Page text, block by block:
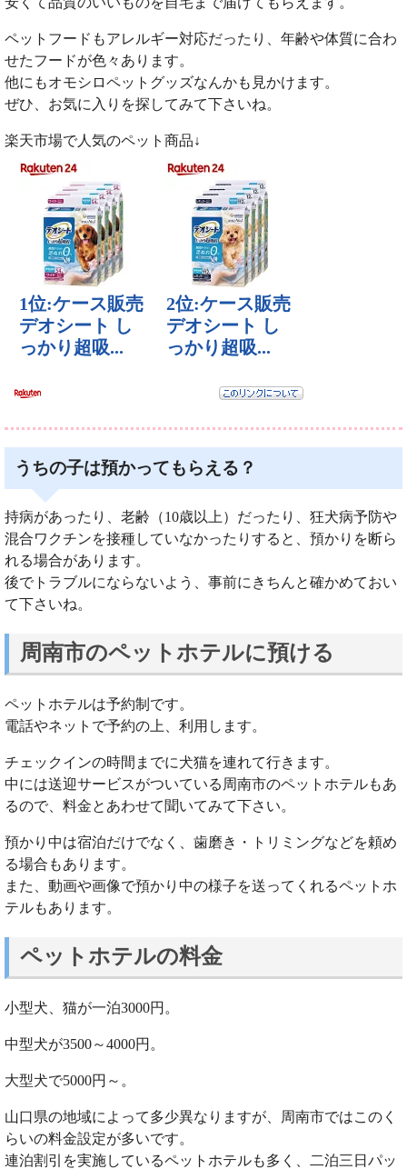
ペットフードもアレルギー対応だったり、年齢や体質に合わ
せたフードが色々あります。
他にもオモシロペットグッズなんかも見かけます。
ぜひ、お気に入りを探してみて下さいね。
楽天市場で人気のペット商品↓
うちの子は預かってもらえる？
持病があったり、老齢（10歳以上）だったり、狂犬病予防や
混合ワクチンを接種していなかったりすると、預かりを断ら
れる場合があります。
後でトラブルにならないよう、事前にきちんと確かめておい
て下さいね。
周南市のペットホテルに預ける
ペットホテルは予約制です。
電話やネットで予約の上、利用します。
チェックインの時間までに犬猫を連れて行きます。
中には送迎サービスがついている周南市のペットホテルもあ
るので、料金とあわせて聞いてみて下さい。
預かり中は宿泊だけでなく、歯磨き・トリミングなどを頼め
る場合もあります。
また、動画や画像で預かり中の様子を送ってくれるペットホ
テルもあります。
ペットホテルの料金
小型犬、猫が一泊3000円。
中型犬が3500～4000円。
大型犬で5000円～。
山口県の地域によって多少異なりますが、周南市ではこのく
らいの料金設定が多いです。
連泊割引を実施しているペットホテルも多く、二泊三日パッ